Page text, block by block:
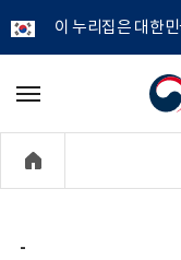
이 누리집은 대한
개
정
메
기
-